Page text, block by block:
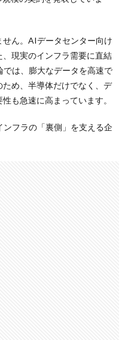
ん。AIデータセンター向け
現実のインフラ需要に直結
は、膨大なデータを高速で
め、半導体だけでなく、デ
も急速に高まっています。
フラの「裏側」を支える企